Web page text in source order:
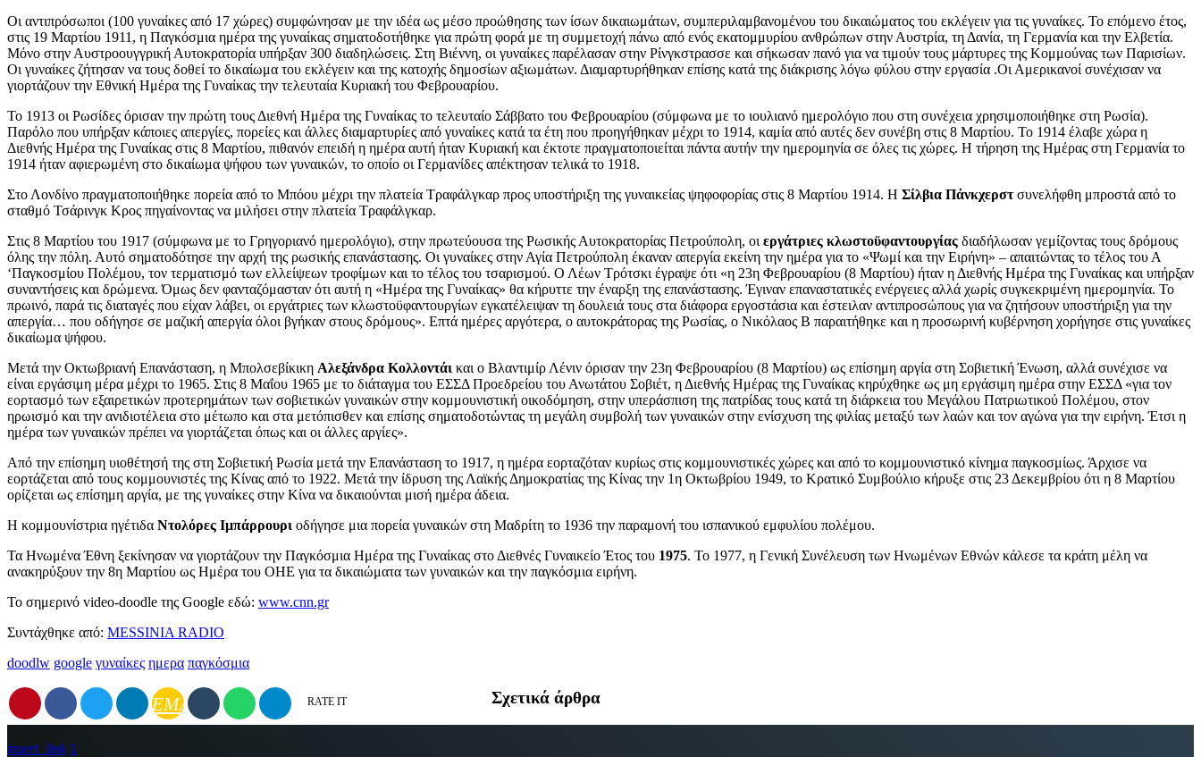
Οι αντιπρόσωποι (100 γυναίκες από 17 χώρες) συμφώνησαν με την ιδέα ως μέσο προώθησης των ίσων δικαιωμάτων, συμπεριλαμβανομένου του δικαιώματος του εκλέγειν για τις γυναίκες. Το επόμενο έτος,
στις 19 Μαρτίου 1911, η Παγκόσμια ημέρα της γυναίκας σηματοδοτήθηκε για πρώτη φορά με τη συμμετοχή πάνω από ενός εκατομμυρίου ανθρώπων στην Αυστρία, τη Δανία, τη Γερμανία και την Ελβετία.
Μόνο στην Αυστροουγγρική Αυτοκρατορία υπήρξαν 300 διαδηλώσεις. Στη Βιέννη, οι γυναίκες παρέλασαν στην Ρίνγκστρασσε και σήκωσαν πανό για να τιμούν τους μάρτυρες της Κομμούνας των Παρισίων.
Οι γυναίκες ζήτησαν να τους δοθεί το δικαίωμα του εκλέγειν και της κατοχής δημοσίων αξιωμάτων. Διαμαρτυρήθηκαν επίσης κατά της διάκρισης λόγω φύλου στην εργασία .Οι Αμερικανοί συνέχισαν να
γιορτάζουν την Εθνική Ημέρα της Γυναίκας την τελευταία Κυριακή του Φεβρουαρίου.
Το 1913 οι Ρωσίδες όρισαν την πρώτη τους Διεθνή Ημέρα της Γυναίκας το τελευταίο Σάββατο του Φεβρουαρίου (σύμφωνα με το ιουλιανό ημερολόγιο που στη συνέχεια χρησιμοποιήθηκε στη Ρωσία).
Παρόλο που υπήρξαν κάποιες απεργίες, πορείες και άλλες διαμαρτυρίες από γυναίκες κατά τα έτη που προηγήθηκαν μέχρι το 1914, καμία από αυτές δεν συνέβη στις 8 Μαρτίου. Το 1914 έλαβε χώρα η
Διεθνής Ημέρα της Γυναίκας στις 8 Μαρτίου, πιθανόν επειδή η ημέρα αυτή ήταν Κυριακή και έκτοτε πραγματοποιείται πάντα αυτήν την ημερομηνία σε όλες τις χώρες. Η τήρηση της Ημέρας στη Γερμανία το
1914 ήταν αφιερωμένη στο δικαίωμα ψήφου των γυναικών, το οποίο οι Γερμανίδες απέκτησαν τελικά το 1918.
Στο Λονδίνο πραγματοποιήθηκε πορεία από το Μπόου μέχρι την πλατεία Τραφάλγκαρ προς υποστήριξη της γυναικείας ψηφοφορίας στις 8 Μαρτίου 1914. Η Σίλβια Πάνκχερστσυνελήφθη μπροστά από το
σταθμό Τσάρινγκ Κρος πηγαίνοντας να μιλήσει στην πλατεία Τραφάλγκαρ.
Στις 8 Μαρτίου του 1917 (σύμφωνα με το Γρηγοριανό ημερολόγιο), στην πρωτεύουσα της Ρωσικής Αυτοκρατορίας Πετρούπολη, οι εργάτριες κλωστοϋφαντουργίας διαδήλωσαν γεμίζοντας τους δρόμους
όλης την πόλη. Αυτό σηματοδότησε την αρχή της ρωσικής επανάστασης. Οι γυναίκες στην Αγία Πετρούπολη έκαναν απεργία εκείνη την ημέρα για το «Ψωμί και την Ειρήνη» – απαιτώντας το τέλος του Α
‘Παγκοσμίου Πολέμου, τον τερματισμό των ελλείψεων τροφίμων και το τέλος του τσαρισμού. Ο Λέων Τρότσκι έγραψε ότι «η 23η Φεβρουαρίου (8 Μαρτίου) ήταν η Διεθνής Ημέρα της Γυναίκας και υπήρξαν
συναντήσεις και δρώμενα. Όμως δεν φανταζόμασταν ότι αυτή η «Ημέρα της Γυναίκας» θα κήρυττε την έναρξη της επανάστασης. Έγιναν επαναστατικές ενέργειες αλλά χωρίς συγκεκριμένη ημερομηνία. Το
πρωινό, παρά τις διαταγές που είχαν λάβει, οι εργάτριες των κλωστοϋφαντουργίων εγκατέλειψαν τη δουλειά τους στα διάφορα εργοστάσια και έστειλαν αντιπροσώπους για να ζητήσουν υποστήριξη για την
απεργία… που οδήγησε σε μαζική απεργία όλοι βγήκαν στους δρόμους». Επτά ημέρες αργότερα, ο αυτοκράτορας της Ρωσίας, ο Νικόλαος Β παραιτήθηκε και η προσωρινή κυβέρνηση χορήγησε στις γυναίκες
δικαίωμα ψήφου.
Μετά την Οκτωβριανή Επανάσταση, η Μπολσεβίκικη Αλεξάνδρα Κολλοντάι και ο Βλαντιμίρ Λένιν όρισαν την 23η Φεβρουαρίου (8 Μαρτίου) ως επίσημη αργία στη Σοβιετική Ένωση, αλλά συνέχισε να
είναι εργάσιμη μέρα μέχρι το 1965. Στις 8 Μαΐου 1965 με το διάταγμα του ΕΣΣΔ Προεδρείου του Ανωτάτου Σοβιέτ, η Διεθνής Ημέρας της Γυναίκας κηρύχθηκε ως μη εργάσιμη ημέρα στην ΕΣΣΔ «για τον
εορτασμό των εξαιρετικών προτερημάτων των σοβιετικών γυναικών στην κομμουνιστική οικοδόμηση, στην υπεράσπιση της πατρίδας τους κατά τη διάρκεια του Μεγάλου Πατριωτικού Πολέμου, στον
ηρωισμό και την ανιδιοτέλεια στο μέτωπο και στα μετόπισθεν και επίσης σηματοδοτώντας τη μεγάλη συμβολή των γυναικών στην ενίσχυση της φιλίας μεταξύ των λαών και τον αγώνα για την ειρήνη. Έτσι η
ημέρα των γυναικών πρέπει να γιορτάζεται όπως και οι άλλες αργίες».
Από την επίσημη υιοθέτησή της στη Σοβιετική Ρωσία μετά την Επανάσταση το 1917, η ημέρα εορταζόταν κυρίως στις κομμουνιστικές χώρες και από το κομμουνιστικό κίνημα παγκοσμίως. Άρχισε να
εορτάζεται από τους κομμουνιστές της Κίνας από το 1922. Μετά την ίδρυση της Λαϊκής Δημοκρατίας της Κίνας την 1η Οκτωβρίου 1949, το Κρατικό Συμβούλιο κήρυξε στις 23 Δεκεμβρίου ότι η 8 Μαρτίου
ορίζεται ως επίσημη αργία, με της γυναίκες στην Κίνα να δικαιούνται μισή ημέρα άδεια.
Η κομμουνίστρια ηγέτιδα Ντολόρες Ιμπάρρουρι οδήγησε μια πορεία γυναικών στη Μαδρίτη το 1936 την παραμονή του ισπανικού εμφυλίου πολέμου.
Τα Ηνωμένα Έθνη ξεκίνησαν να γιορτάζουν την Παγκόσμια Ημέρα της Γυναίκας στο Διεθνές Γυναικείο Έτος του 1975. Το 1977, η Γενική Συνέλευση των Ηνωμένων Εθνών κάλεσε τα κράτη μέλη να
ανακηρύξουν την 8η Μαρτίου ως Ημέρα του ΟΗΕ για τα δικαιώματα των γυναικών και την παγκόσμια ειρήνη.
Το σημερινό video-doodle της Google εδώ: www.cnn.gr
Συντάχθηκε από: MESSINIA RADIO
doodlw google γυναίκες ημερα παγκόσμια
EMAIL RATE IT Σχετικά άρθρα
insert_link 1